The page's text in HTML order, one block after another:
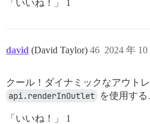
「いいね！」 1
david (David Taylor) 2024 年
46
クール！ダイナミックなアウト
api.renderInOutlet を使用す
「いいね！」 1